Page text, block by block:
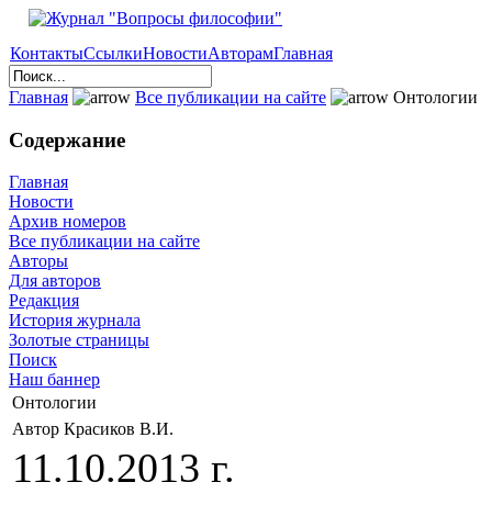
КонтактыСсылкиНовостиАвторамГлавная
Главная Все публикации на сайте Онтологии
Содержание
Главная
Новости
Архив номеров
Все публикации на сайте
Авторы
Для авторов
Редакция
История журнала
Золотые страницы
Поиск
Наш баннер
Онтологии
Автор Красиков В.И.
11.10.2013 г.